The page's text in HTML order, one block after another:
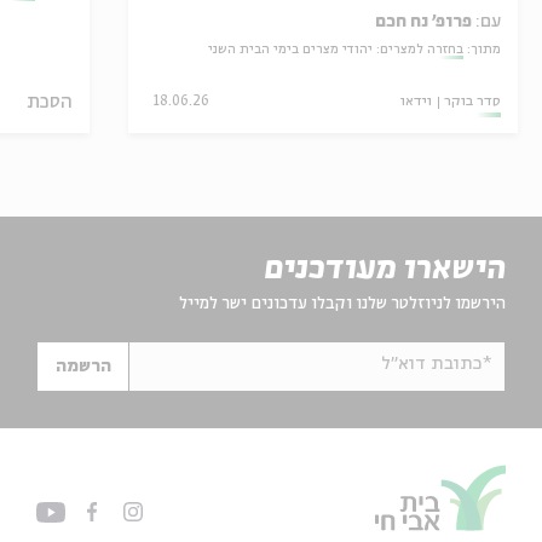
עם: פרופ' נח חכם
מתוך: בחזרה למצרים: יהודי מצרים בימי הבית השני
סדר בוקר וידאו 18.06.26 הסכת
הישארו מעודכנים
הירשמו לניוזלטר שלנו וקבלו עדכונים ישר למייל
*כתובת דוא"ל הרשמה